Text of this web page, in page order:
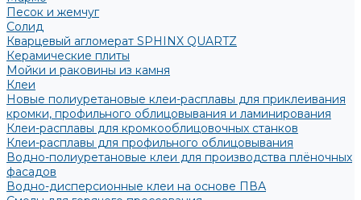
Песок и жемчуг
Солид
Кварцевый агломерат SPHINX QUARTZ
Керамические плиты
Мойки и раковины из камня
Клеи
Новые полиуретановые клеи-расплавы для приклеивания
кромки, профильного облицовывания и ламинирования
Клеи-расплавы для кромкооблицовочных станков
Клеи-расплавы для профильного облицовывания
Водно-полиуретановые клеи для производства плёночных
фасадов
Водно-дисперсионные клеи на основе ПВА